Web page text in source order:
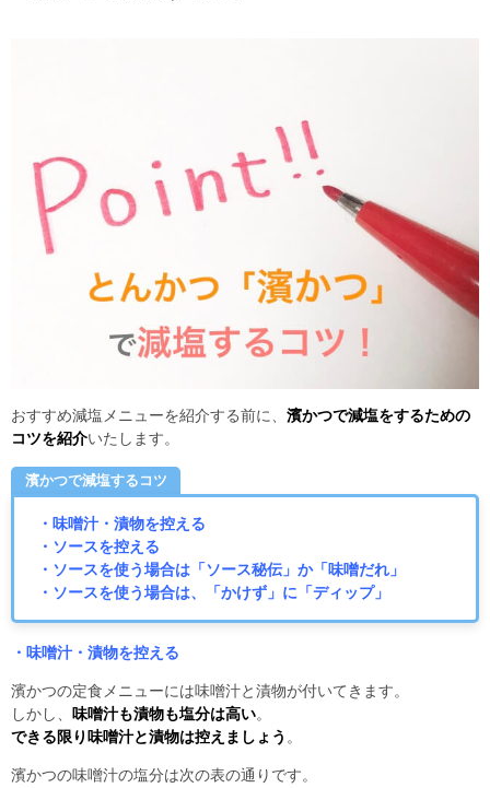
おすすめ減塩メニューを紹介する前に、 濱かつで減塩をするための
コツを紹介いたします。
濱かつで減塩するコツ
・味噌汁・漬物を控える
・ソースを控える
・ソースを使う場合は「ソース秘伝」か「味噌だれ」
・ソースを使う場合は、「かけず」に「ディップ」
・味噌汁・漬物を控える
濱かつの定食メニューには味噌汁と漬物が付いてきます。
しかし、 味噌汁も漬物も塩分は高い。
できる限り味噌汁と漬物は控えましょう 。
濱かつの味噌汁の塩分は次の表の通りです。